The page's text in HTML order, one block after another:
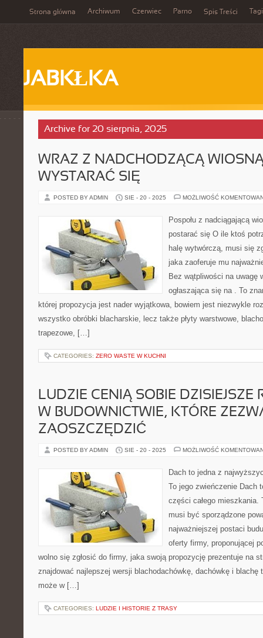
Strona główna Archiwum Czerwiec Parno Spis Treści Tagi
JABKŁKA
Archive for 20 sierpnia, 2025
WRAZ Z NADCHODZĄCĄ
WYSTARAĆ SIĘ
POSTED BY ADMIN SIE - 20 - 2025 MOŻLIWOŚĆ
Pospołu z nadciągającą
postarać się O ile ktoś
halę wytwórczą, musi się
jaka zaoferuje mu
Bez wątpliwości na uwagę
ogłaszająca się na . To
której propozycja jest nader wyjątkowa, bowiem jest niezwykle
wszystko obróbki blacharskie, lecz także płyty warstwowe,
trapezowe, […]
CATEGORIES: ZERO WASTE W KUCHNI
LUDZIE CENIĄ SOBIE DZISIEJSZE
W BUDOWNICTWIE, KTÓRE
ZAOSZCZĘDZIĆ
POSTED BY ADMIN SIE - 20 - 2025 MOŻLIWOŚĆ
Dach to jedna z
To jego zwieńczenie Dach
części całego mieszkania.
musi być sporządzone
najważniejszej postaci
oferty firmy, proponującej
wolno się zgłosić do firmy, jaka swoją propozycję prezentuje na
znajdować najlepszej wersji blachodachówkę, dachówkę i blachę
może w […]
CATEGORIES: LUDZIE I HISTORIE Z TRASY